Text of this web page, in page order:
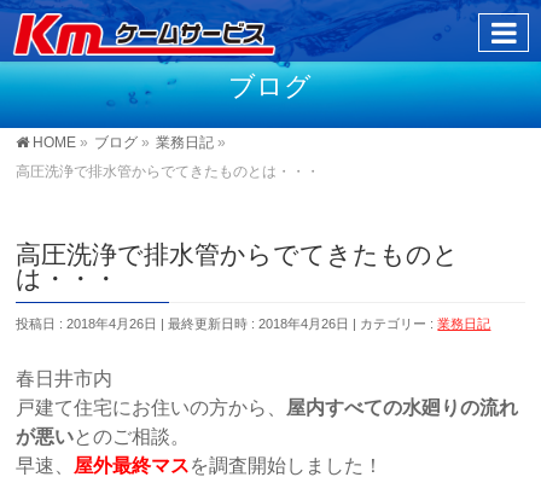
ブログ
HOME » ブログ » 業務日記 »
高圧洗浄で排水管からでてきたものとは・・・
高圧洗浄で排水管からでてきたものと
は・・・
投稿日 : 2018年4月26日 最終更新日時 : 2018年4月26日 カテゴリー :業務日記
春日井市内
戸建て住宅にお住いの方から、 屋内すべての水廻りの流れ
が悪いとのご相談。
早速、 屋外最終マスを調査開始しました！